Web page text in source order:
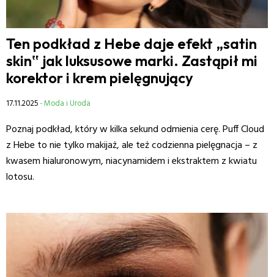
Ten podkład z Hebe daje efekt „satin
skin‟ jak luksusowe marki. Zastąpił mi
korektor i krem pielęgnujący
17.11.2025- Moda i Uroda
Poznaj podkład, który w kilka sekund odmienia cerę. Puff Cloud
z Hebe to nie tylko makijaż, ale też codzienna pielęgnacja – z
kwasem hialuronowym, niacynamidem i ekstraktem z kwiatu
lotosu.